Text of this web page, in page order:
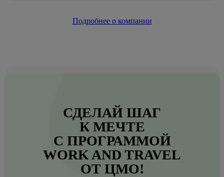
Подробнее о компании
СДЕЛАЙ ШАГ
К МЕЧТЕ
С ПРОГРАММОЙ
WORK AND TRAVEL
ОТ ЦМО!